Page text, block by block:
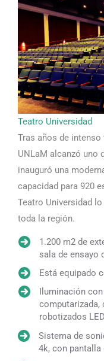
Teatro Universidad
Tras años de
UNLaM alcanzó uno
inauguró una
capacidad para 920
Teatro Universidad
toda la región.
1.200 m2 de
sala de ensayo
Está equipado
Iluminación
computarizada,
robotizados
Sistema de
4k, con